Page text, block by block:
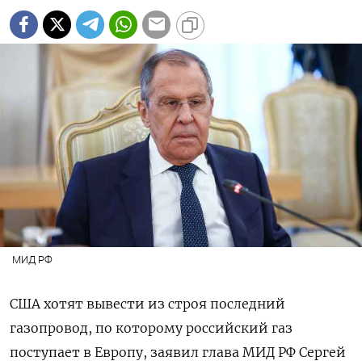
МИД РФ
США хотят вывести из строя последний
газопровод, по которому российский газ
поступает в Европу, заявил глава МИД РФ Сергей